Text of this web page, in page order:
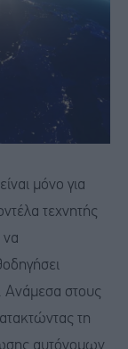
μόνο για
τεχνητής
να
. Ανάμεσα στους
τη
αυτόνομων